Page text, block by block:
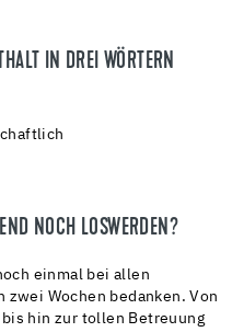
IN DREI WÖRTERN
NOCH LOSWERDEN?
einmal bei allen
Wochen bedanken. Von
hin zur tollen Betreuung